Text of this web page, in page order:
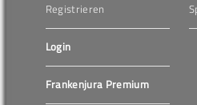
Registrieren
Login
Frankenjura Premium